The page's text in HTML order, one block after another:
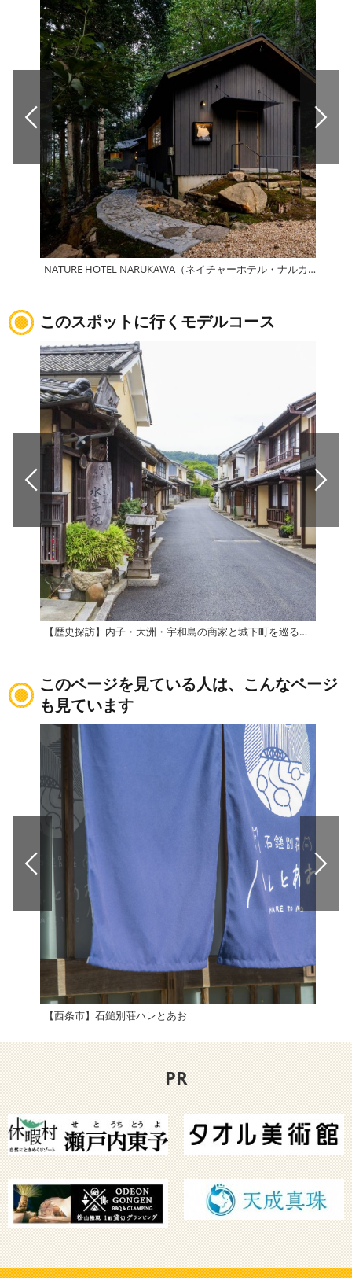
NATURE HOTEL NARUKAWA（ネイチャーホテル・ナルカワ）
このスポットに行くモデルコース
【歴史探訪】内子・大洲・宇和島の商家と城下町を巡る タイムトリップ1日コース
このページを見ている人は、こんなページ
も見ています
【西条市】石鎚別荘ハレとあお
PR